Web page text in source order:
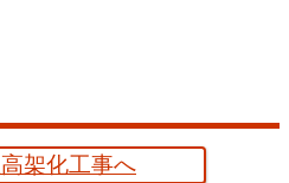
架化工事へ